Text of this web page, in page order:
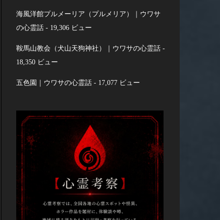
海風洋館プルメーリア（プルメリア）｜ウワサ
の心霊話 - 19,306 ビュー
鞍馬山教会（犬山天狗神社）｜ウワサの心霊話 -
18,350 ビュー
五色園｜ウワサの心霊話 - 17,077 ビュー